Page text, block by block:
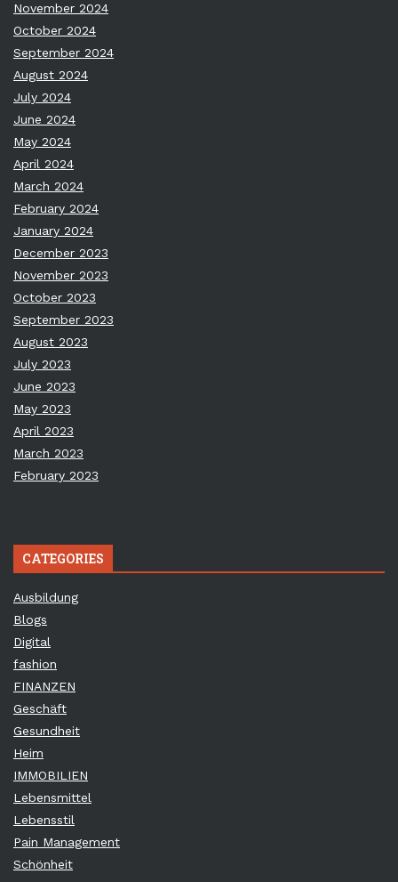
November 2024
October 2024
September 2024
August 2024
July 2024
June 2024
May 2024
April 2024
March 2024
February 2024
January 2024
December 2023
November 2023
October 2023
September 2023
August 2023
July 2023
June 2023
May 2023
April 2023
March 2023
February 2023
CATEGORIES
Ausbildung
Blogs
Digital
fashion
FINANZEN
Geschäft
Gesundheit
Heim
IMMOBILIEN
Lebensmittel
Lebensstil
Pain Management
Schönheit